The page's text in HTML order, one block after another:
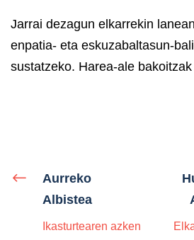
Jarrai dezagun elkarrekin
enpatia- eta eskuzabaltasun-
sustatzeko. Harea-ale
Aurreko
Albistea
Ikasturtearen azken